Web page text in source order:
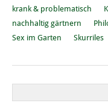
krank & problematisch
nachhaltig gärtnern
Sex im Garten
Skurriles